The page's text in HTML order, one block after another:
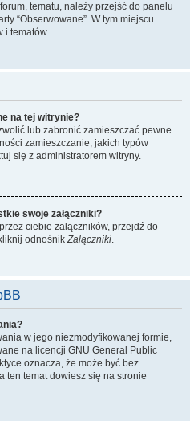
tematu, należy przejść do panelu
“Obserwowane”. W tym miejscu
i tematów.
na tej witrynie?
lub zabronić zamieszczać pewne
zamieszczanie, jakich typów
się z administratorem witryny.
swoje załączniki?
ciebie załączników, przejdź do
odnośnikZałączniki.
w jego niezmodyfikowanej formie,
na licencji GNU General Public
oznacza, że może być bez
ten temat dowiesz się na stronie